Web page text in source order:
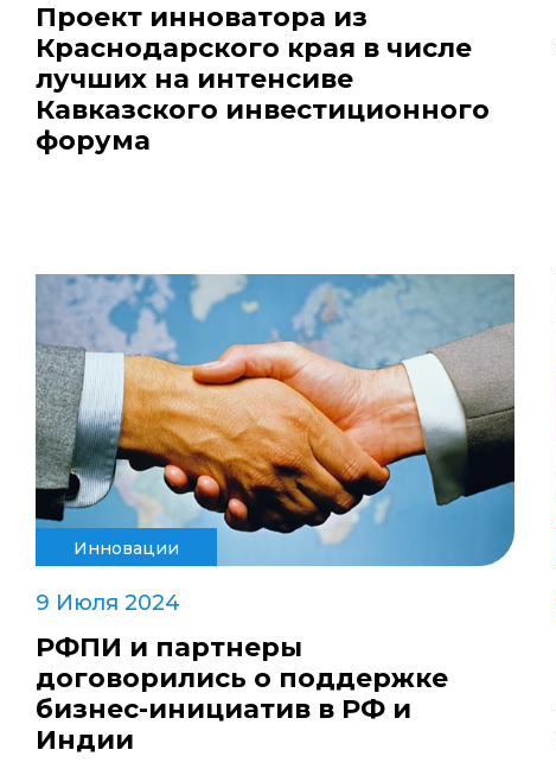
Проект инноватора из
Краснодарского края в числе
лучших на интенсиве
Кавказского инвестиционного
форума
Инновации
9 Июля 2024
РФПИ и партнеры
договорились о поддержке
бизнес-инициатив в РФ и
Индии